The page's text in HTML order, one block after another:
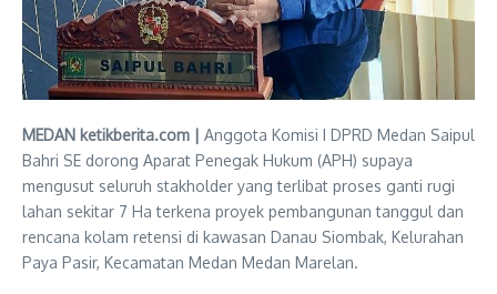
MEDAN ketikberita.com | Anggota Komisi I DPRD Medan Saipul
Bahri SE dorong Aparat Penegak Hukum (APH) supaya
mengusut seluruh stakholder yang terlibat proses ganti rugi
lahan sekitar 7 Ha terkena proyek pembangunan tanggul dan
rencana kolam retensi di kawasan Danau Siombak, Kelurahan
Paya Pasir, Kecamatan Medan Medan Marelan.